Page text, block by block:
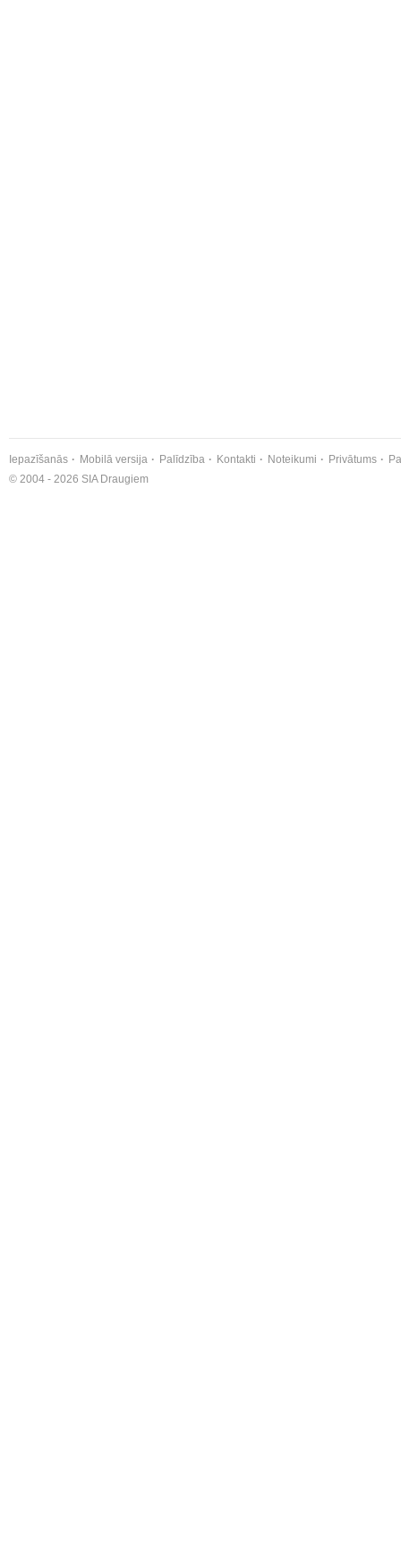
Iepazīšanās Mobilā versija Palīdzība Kontakti Noteikumi Privātums
© 2004 - 2026 SIA Draugiem